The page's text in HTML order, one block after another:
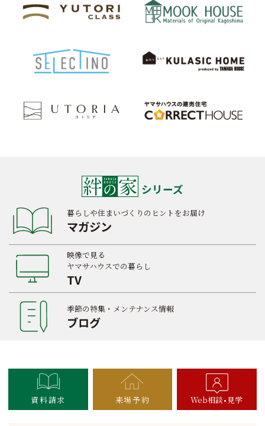
シリーズ
暮らしや住まいづくりのヒントをお届け
マガジン
映像で見る
ヤマサハウスでの暮らし
TV
季節の特集・メンテナンス情報
ブログ
資料請求 来場予約 Web相談 見学